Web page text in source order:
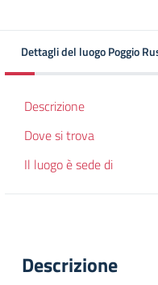
Dettagli del luogo Poggio
Descrizione
Dove si trova
Il luogo è sede di
Descrizione